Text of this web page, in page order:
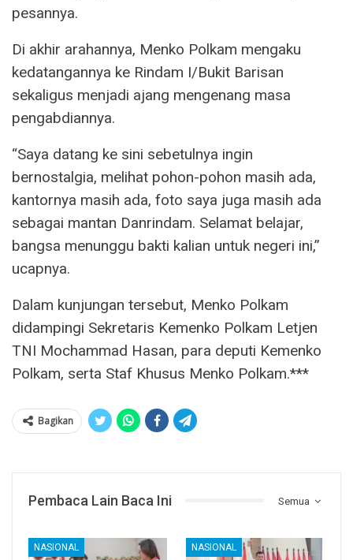
pesannya.
Di akhir arahannya, Menko Polkam mengaku
kedatangannya ke Rindam I/Bukit Barisan
sekaligus menjadi ajang mengenang masa
pengabdiannya.
“Saya datang ke sini sebetulnya ingin
bernostalgia, melihat pohon-pohon masih ada,
kantornya masih ada, foto saya juga masih ada
sebagai mantan Danrindam. Selamat belajar,
bangsa menunggu bakti kalian untuk negeri ini,”
ucapnya.
Dalam kunjungan tersebut, Menko Polkam
didampingi Sekretaris Kemenko Polkam Letjen
TNI Mochammad Hasan, para deputi Kemenko
Polkam, serta Staf Khusus Menko Polkam.***
Bagikan
Semua
Pembaca Lain Baca Ini
NASIONAL NASIONAL